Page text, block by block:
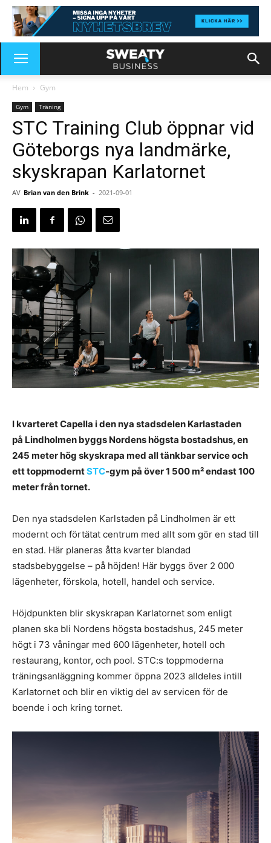
Hem Gym
Gym Träning
STC Training Club öppnar vid
Göteborgs nya landmärke,
skyskrapan Karlatornet
AV Brian van den Brink - 2021-09-01
I kvarteret Capella i den nya stadsdelen Karlastaden
på Lindholmen byggs Nordens högsta bostadshus, en
245 meter hög skyskrapa med all tänkbar service och
ett toppmoderntSTC-gym på över 1 500 m² endast 100
meter från tornet.
Den nya stadsdelen Karlstaden på Lindholmen är ett
modernt och förtätat centrum med allt som gör en stad till
en stad. Här planeras åtta kvarter blandad
stadsbebyggelse – på höjden! Här byggs över 2 000
lägenheter, förskola, hotell, handel och service.
Höjdpunkten blir skyskrapan Karlatornet som enligt
planen ska bli Nordens högsta bostadshus, 245 meter
högt i 73 våningar med 600 lägenheter, hotell och
restaurang, kontor, och pool. STC:s toppmoderna
träningsanläggning kommer öppna 2023 alldeles intill
Karlatornet och blir en viktig del av servicen för de
boende i och kring tornet.